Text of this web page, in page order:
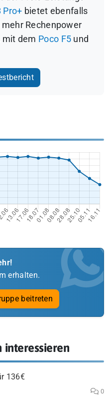
Pro+ bietet ebenfalls
Rechenpower
mit dem Poco F5 und
erhalten.
beitreten
interessieren
136€
0